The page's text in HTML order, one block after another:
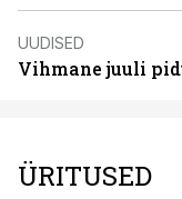
UUDISED
Vihmane juuli
ÜRITUSED